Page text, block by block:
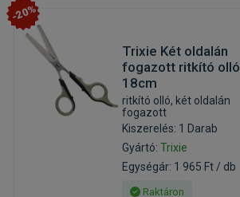
-20%
Trixie Két oldalán
fogazott ritkító olló
18cm
ritkító olló, két oldalán
fogazott
Kiszerelés: 1 Darab
Gyártó:Trixie
Egységár: 1 965 Ft / db
Raktáron